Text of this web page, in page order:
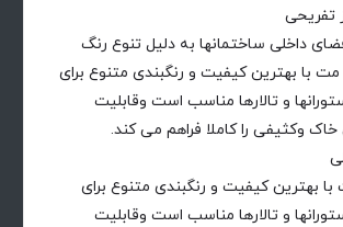
تفریحی
داخلی ساختمانها به دلیل تنوع رنگ
مت با بهترین کیفیت و رنگبندی متنوع برای
و تالارها مناسب است وقابلیت
وکثیفی را کاملا فراهم می کند.
بهترین کیفیت و رنگبندی متنوع برای
و تالارها مناسب است وقابلیت